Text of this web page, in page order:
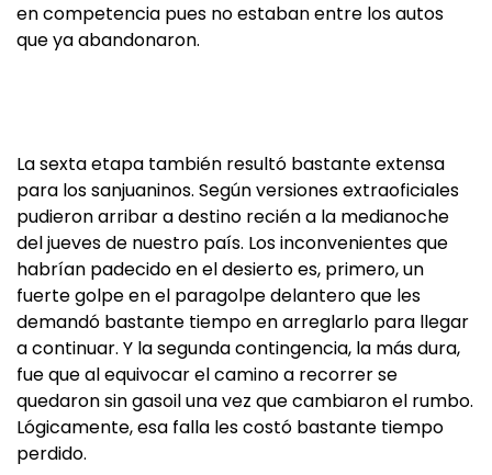
en competencia pues no estaban entre los autos
que ya abandonaron.
La sexta etapa también resultó bastante extensa
para los sanjuaninos. Según versiones extraoficiales
pudieron arribar a destino recién a la medianoche
del jueves de nuestro país. Los inconvenientes que
habrían padecido en el desierto es, primero, un
fuerte golpe en el paragolpe delantero que les
demandó bastante tiempo en arreglarlo para llegar
a continuar. Y la segunda contingencia, la más dura,
fue que al equivocar el camino a recorrer se
quedaron sin gasoil una vez que cambiaron el rumbo.
Lógicamente, esa falla les costó bastante tiempo
perdido.